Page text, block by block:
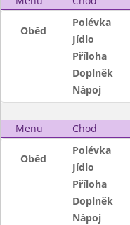
Oběd
Polévka
Jídlo
Příloha
Doplněk
Nápoj
Menu Chod
Oběd
Polévka
Jídlo
Příloha
Doplněk
Nápoj